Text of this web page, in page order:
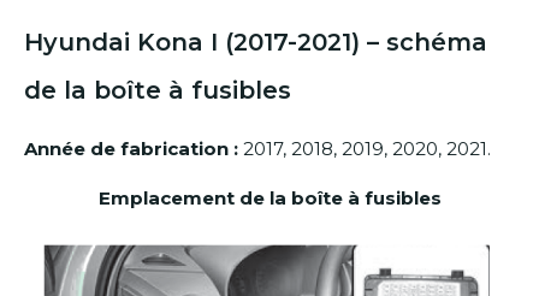
Hyundai Kona I (2017-2021) – schéma
de la boîte à fusibles
Année de fabrication : 2017, 2018, 2019, 2020, 2021.
Emplacement de la boîte à fusibles